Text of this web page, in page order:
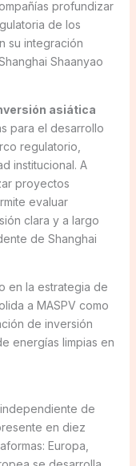
profundizar
de los
su integración
Shaanyao
asiática
para el desarrollo
regulatorio,
institucional. A
proyectos
evaluar
clara y a largo
de Shanghai
en la estrategia de
a MASPV como
de inversión
energías limpias en
de
en diez
Europa,